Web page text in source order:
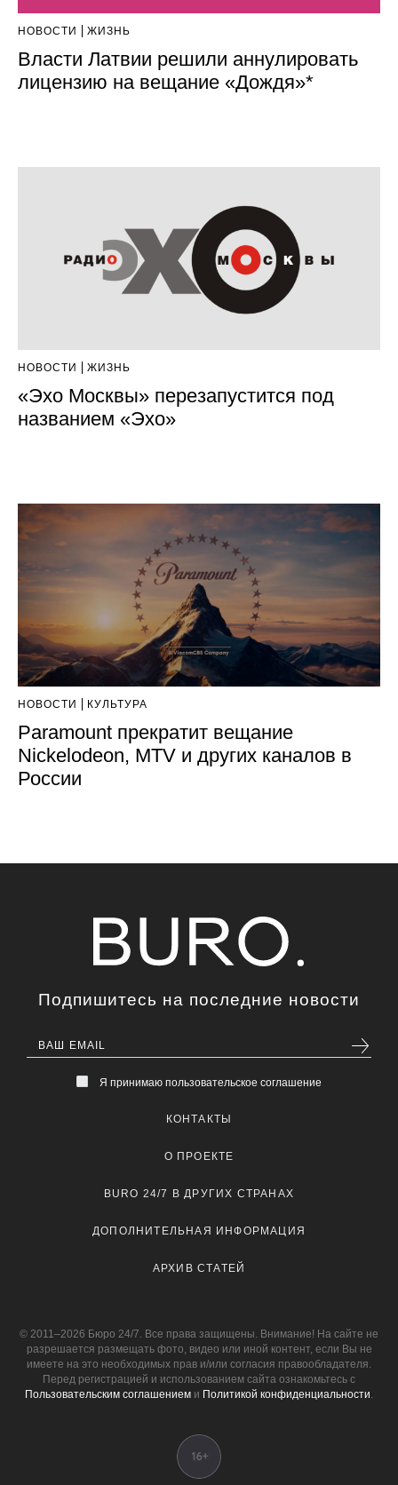
НОВОСТИ ЖИЗНЬ
Власти Латвии решили аннулировать
лицензию на вещание «Дождя»*
НОВОСТИ ЖИЗНЬ
«Эхо Москвы» перезапустится под
названием «Эхо»
НОВОСТИ КУЛЬТУРА
Paramount прекратит вещание
Nickelodeon, MTV и других каналов в
России
Подпишитесь на последние новости
Я принимаю пользовательское соглашение
КОНТАКТЫ
О ПРОЕКТЕ
BURO 24/7 В ДРУГИХ СТРАНАХ
ДОПОЛНИТЕЛЬНАЯ ИНФОРМАЦИЯ
АРХИВ СТАТЕЙ
© 2011–2026 Бюро 24/7. Все права защищены. Внимание! На сайте не
разрешается размещать фото, видео или иной контент, если Вы не
имеете на это необходимых прав и/или согласия правообладателя.
Перед регистрацией и использованием сайта ознакомьтесь с
Пользовательским соглашением и Политикой конфиденциальности.